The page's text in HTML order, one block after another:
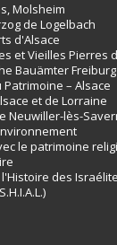
Molsheim
de Logelbach
d'Alsace
et Vieilles Pierres
Bauämter Freiburg
– Alsace
et de Lorraine
Neuwiller-lès-
le patrimoine
des